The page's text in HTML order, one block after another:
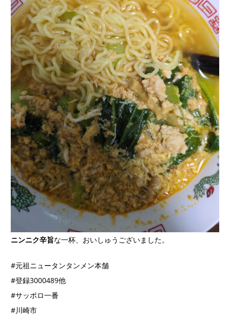
ニンニク辛旨な一杯、おいしゅうございました。
#元祖ニュータンタンメン本舗
#登録3000489他
#サッポロ一番
#川崎市